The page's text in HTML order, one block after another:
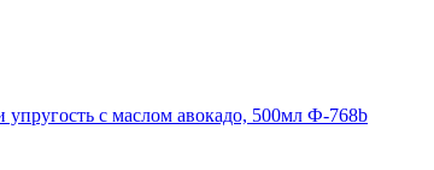
с маслом авокадо, 500мл Ф-768b